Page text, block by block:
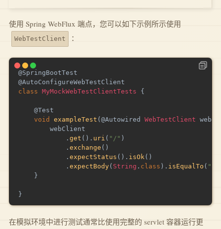
使用 Spring WebFlux 端点，您可以如下示例所示使用
WebTestClient ：
@SpringBootTest
@AutoConfigureWebTestClient
class MyMockWebTestClientTests {
@Test
void
exampleTest ( @Autowired WebTestClient
        webClient
. get ( ) . uri ( "/" )
. exchange ( )
. expectStatus ( ) . isOk( )
. expectBody( String . class ) . isEqualTo (
}
}
在模拟环境中进行测试通常比使用完整的 servlet 容器运行更